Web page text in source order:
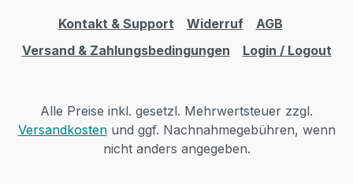
Kontakt & Support Widerruf
AGB
Versand & Zahlungsbedingungen
Login / Logout
Alle Preise inkl. gesetzl. Mehrwertsteuer zzgl.
Versandkostenund ggf. Nachnahmegebühren, wenn
nicht anders angegeben.